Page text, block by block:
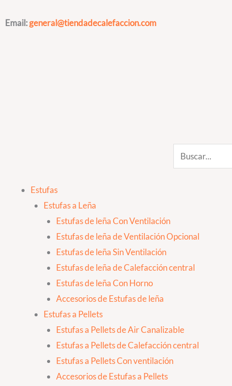
Email:general@tiendadecalefaccion.com
Search
Estufas
Estufas a Leña
Estufas de leña Con Ventilación
Estufas de leña de Ventilación Opcional
Estufas de leña Sin Ventilación
Estufas de leña de Calefacción central
Estufas de leña Con Horno
Accesorios de Estufas de leña
Estufas a Pellets
Estufas a Pellets de Air Canalizable
Estufas a Pellets de Calefacción central
Estufas a Pellets Con ventilación
Accesorios de Estufas a Pellets